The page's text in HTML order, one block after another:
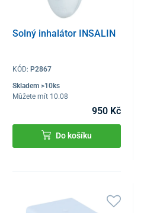
Solný inhalátor INSALIN
KÓD: P2867
Skladem >10ks
Můžete mít 10.08
950 Kč
Do košíku